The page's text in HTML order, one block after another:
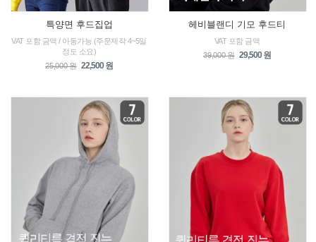
특양면 후드집업
VAT 포함 금액 / 아동가능 (주문제작 4~5일
정도 소요)
25,000 원 22,500 원
헤비블랜디 기모 후드티
VAT 포함 금액
39,000 원 29,500 원